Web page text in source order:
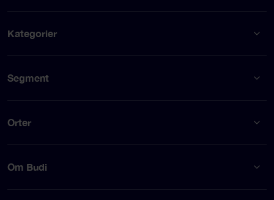
Kategorier
Segment
Orter
Om Budi